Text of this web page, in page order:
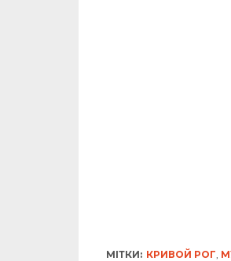
МІТКИ: КРИВОЙ РОГ